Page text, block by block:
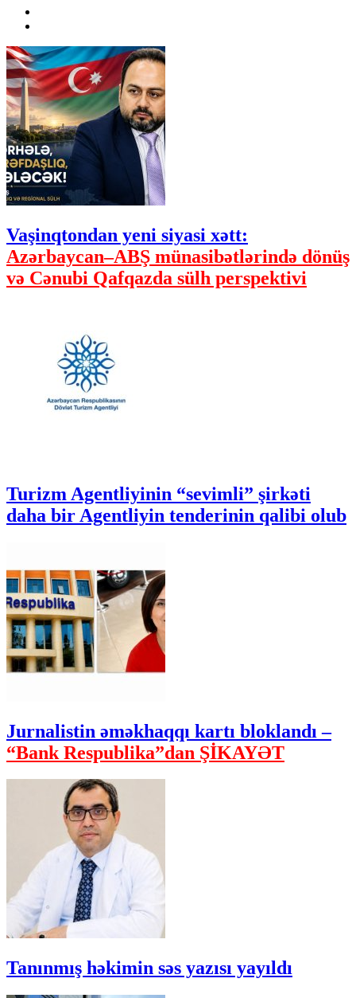
Vaşinqtondan yeni siyasi xətt:
Azərbaycan–ABŞ münasibətlərində dönüş
və Cənubi Qafqazda sülh perspektivi
Turizm Agentliyinin “sevimli” şirkəti
daha bir Agentliyin tenderinin qalibi olub
Jurnalistin əməkhaqqı kartı bloklandı –
“Bank Respublika”dan ŞİKAYƏT
Tanınmış həkimin səs yazısı yayıldı